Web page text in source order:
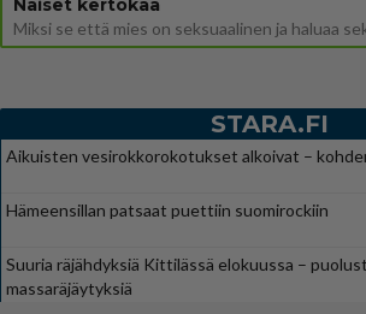
Naiset kertokaa
STARA.FI
Aikuisten vesirokkorokotukset alkoivat –
Hämeensillan patsaat puettiin suomirockiin
Suuria räjähdyksiä Kittilässä elokuussa –
massaräjäytyksiä